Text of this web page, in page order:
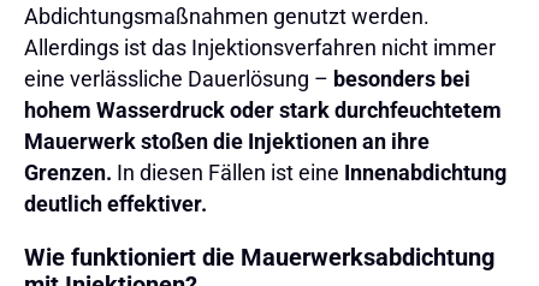
Abdichtungsmaßnahmen genutzt werden.
Allerdings ist das Injektionsverfahren nicht immer
eine verlässliche Dauerlösung – besonders bei
hohem Wasserdruck oder stark durchfeuchtetem
Mauerwerk stoßen die Injektionen an ihre
Grenzen. In diesen Fällen ist eine Innenabdichtung
deutlich effektiver.
Wie funktioniert die Mauerwerksabdichtung